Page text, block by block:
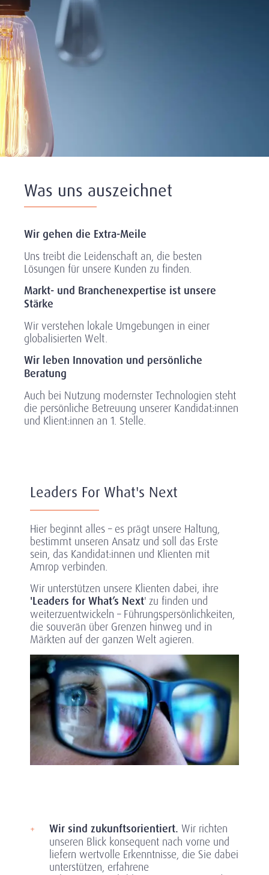
Was uns auszeichnet
Wir gehen die Extra-Meile
Uns treibt die Leidenschaft an, die besten
Lösungen für unsere Kunden zu finden.
Markt- und Branchenexpertise ist unsere
Stärke
Wir verstehen lokale Umgebungen in einer
globalisierten Welt.
Wir leben Innovation und persönliche
Beratung
Auch bei Nutzung modernster Technologien steht
die persönliche Betreuung unserer Kandidat:innen
und Klient:innen an 1. Stelle.
Leaders For What's Next
Hier beginnt alles – es prägt unsere Haltung,
bestimmt unseren Ansatz und soll das Erste
sein, das Kandidat:innen und Klienten mit
Amrop verbinden.
Wir unterstützen unsere Klienten dabei, ihre
'Leaders for What’s Next' zu finden und
weiterzuentwickeln – Führungspersönlichkeiten,
die souverän über Grenzen hinweg und in
Märkten auf der ganzen Welt agieren.
Wir sind zukunftsorientiert. Wir richten
unseren Blick konsequent nach vorne und
liefern wertvolle Erkenntnisse, die Sie dabei
unterstützen, erfahrene